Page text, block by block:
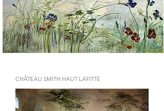
CHÂTEAU SMITH HAUT LAFITTE